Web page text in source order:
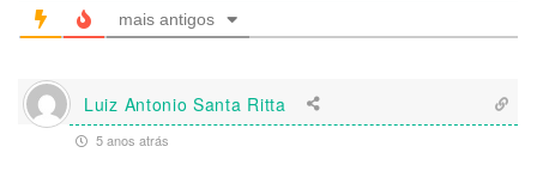
mais antigos
Luiz Antonio Santa Ritta
5 anos atrás